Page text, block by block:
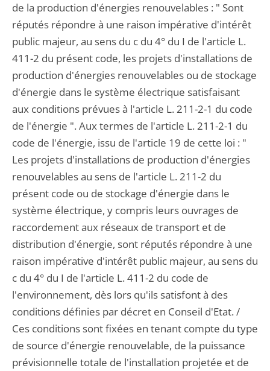
de la production d'énergies renouvelables : " Sont
réputés répondre à une raison impérative d'intérêt
public majeur, au sens du c du 4° du I de l'article L.
411-2 du présent code, les projets d'installations de
production d'énergies renouvelables ou de stockage
d'énergie dans le système électrique satisfaisant
aux conditions prévues à l'article L. 211-2-1 du code
de l'énergie ". Aux termes de l'article L. 211-2-1 du
code de l'énergie, issu de l'article 19 de cette loi : "
Les projets d'installations de production d'énergies
renouvelables au sens de l'article L. 211-2 du
présent code ou de stockage d'énergie dans le
système électrique, y compris leurs ouvrages de
raccordement aux réseaux de transport et de
distribution d'énergie, sont réputés répondre à une
raison impérative d'intérêt public majeur, au sens du
c du 4° du I de l'article L. 411-2 du code de
l'environnement, dès lors qu'ils satisfont à des
conditions définies par décret en Conseil d'Etat. /
Ces conditions sont fixées en tenant compte du type
de source d'énergie renouvelable, de la puissance
prévisionnelle totale de l'installation projetée et de